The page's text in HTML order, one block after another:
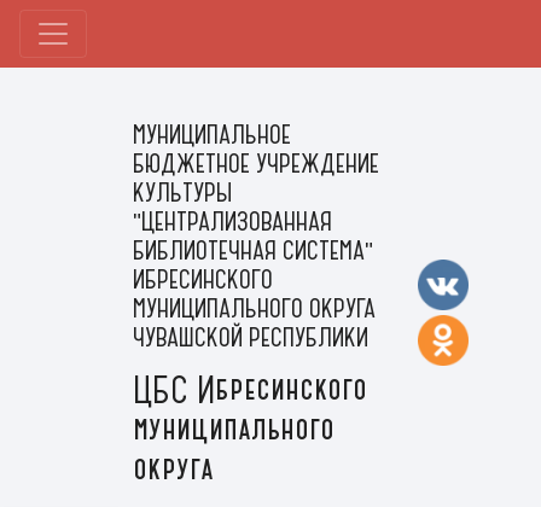
МУНИЦИПАЛЬНОЕ
БЮДЖЕТНОЕ УЧРЕЖДЕНИЕ
КУЛЬТУРЫ
"ЦЕНТРАЛИЗОВАННАЯ
БИБЛИОТЕЧНАЯ СИСТЕМА"
ИБРЕСИНСКОГО
МУНИЦИПАЛЬНОГО ОКРУГА
ЧУВАШСКОЙ РЕСПУБЛИКИ
ЦБС Ибресинского
муниципального
округа